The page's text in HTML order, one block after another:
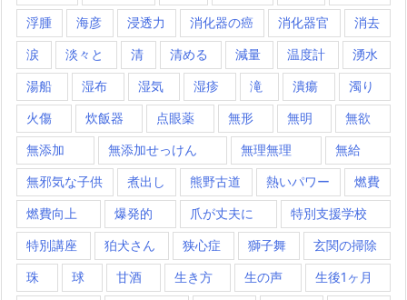
浮腫 海彦 浸透力 消化器の癌 消化器官 消去
涙 淡々と 清 清める 減量 温度計 湧水
湯船 湿布 湿気 湿疹 滝 潰瘍 濁り
火傷 炊飯器 点眼薬 無形 無明 無欲
無添加 無添加せっけん 無理無理 無給
無邪気な子供 煮出し 熊野古道 熱いパワー 燃費
燃費向上 爆発的 爪が丈夫に 特別支援学校
特別講座 狛犬さん 狭心症 獅子舞 玄関の掃除
珠 球 甘酒 生き方 生の声 生後1ヶ月